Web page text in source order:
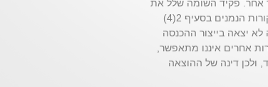
אחר. פקיד השומה שלל את
התרת ההוצאה, תוך שהוא טוען שההוצאה יצאה בייצור הכנסה הנובעת מהמקורות הנמנים בסעיף 2(4)
יצאה בייצור ההכנסה
אחרים איננו מתאפשר,
יד, ולכן דינה של ההוצאה